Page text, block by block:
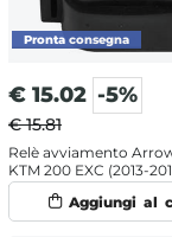
€ 15.02 -5%
€ 15.81
Relè avviamento
KTM 200 EXC (2013-